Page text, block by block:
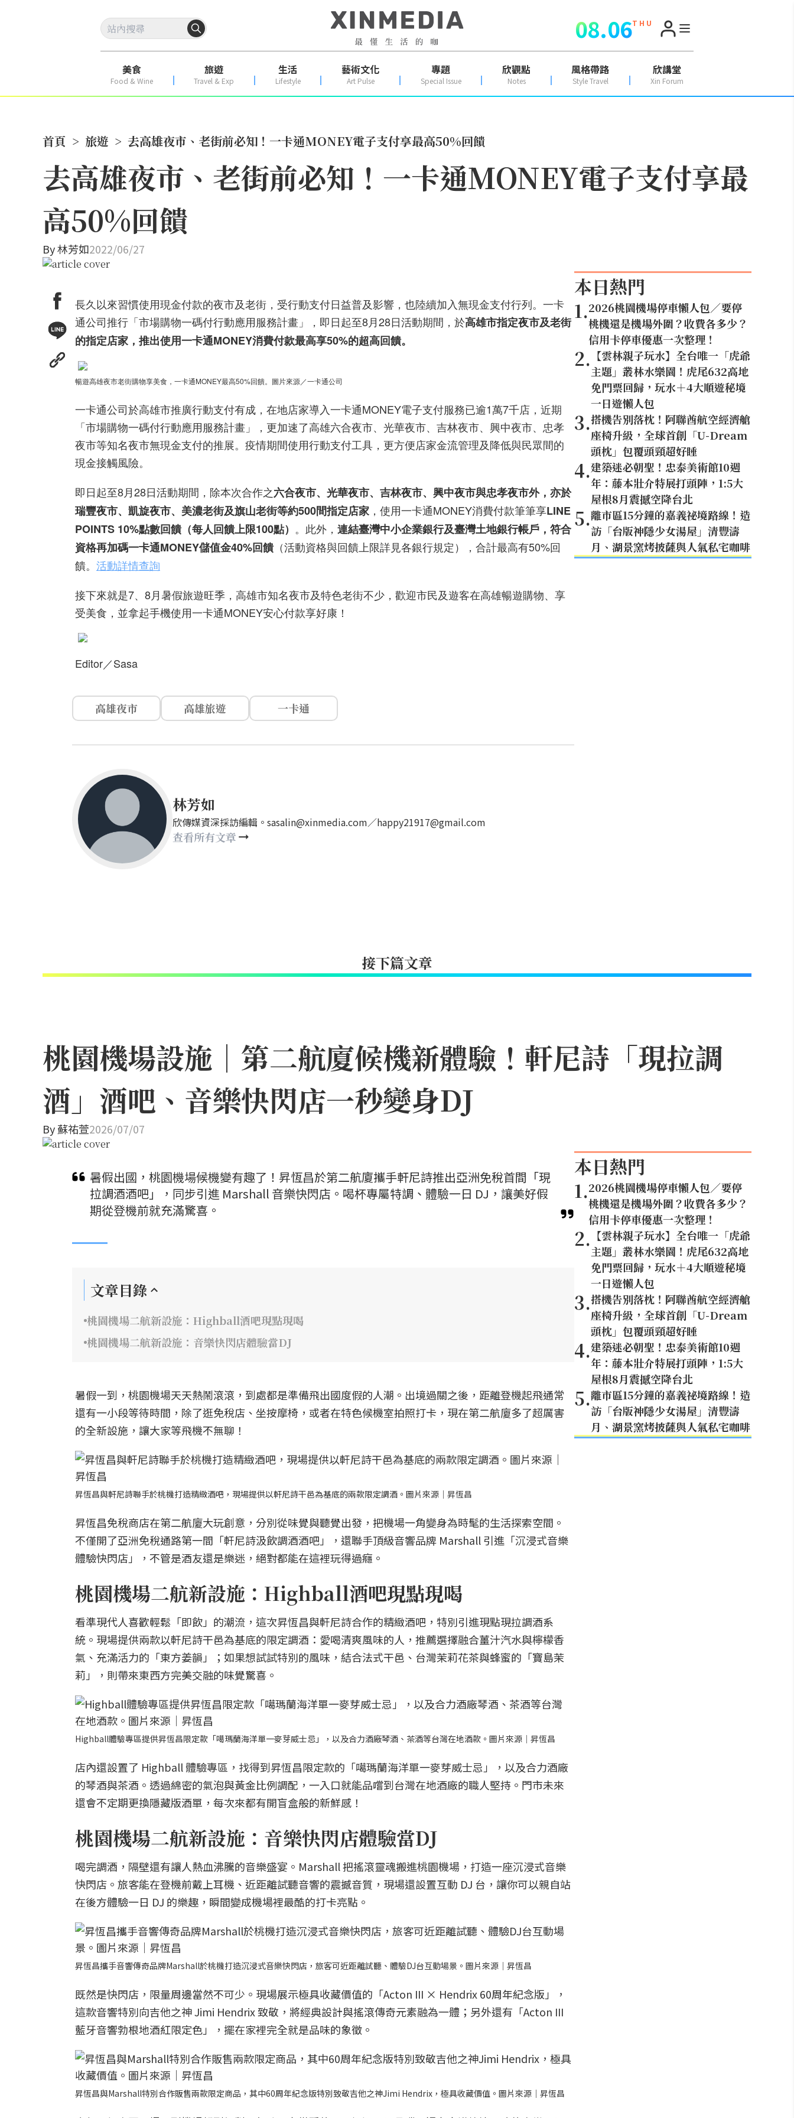
08.06T H U
美食
Food & Wine
旅遊
Travel & Exp
生活
Lifestyle
藝術文化
Art Pulse
專題
Special Issue
欣觀點
Notes
風格帶路
Style Travel
欣講堂
Xin Forum
首頁 > 旅遊 > 去高雄夜市、老街前必知！一卡通MONEY電子支付享最高50%回饋
去高雄夜市、老街前必知！一卡通MONEY電子支付享最
高50%回饋
By林芳如2022/06/27
長久以來習慣使用現金付款的夜市及老街，受行動支付日益普及影響，也陸續加入無現金支付行列。一卡
通公司推行「市場購物一碼付行動應用服務計畫」，即日起至8月28日活動期間，於高雄市指定夜市及老街
的指定店家，推出使用一卡通MONEY消費付款最高享50%的超高回饋。
暢遊高雄夜市老街購物享美食，一卡通MONEY最高50%回饋。圖片來源／一卡通公司
一卡通公司於高雄市推廣行動支付有成，在地店家導入一卡通MONEY電子支付服務已逾1萬7千店，近期
「市場購物一碼付行動應用服務計畫」，更加速了高雄六合夜市、光華夜市、吉林夜市、興中夜市、忠孝
夜市等知名夜市無現金支付的推展。疫情期間使用行動支付工具，更方便店家金流管理及降低與民眾間的
現金接觸風險。
即日起至8月28日活動期間，除本次合作之六合夜市、光華夜市、吉林夜市、興中夜市與忠孝夜市外，亦於
瑞豐夜市、凱旋夜市、美濃老街及旗山老街等約500間指定店家 ，使用一卡通MONEY消費付款筆筆享LINE
POINTS 10%點數回饋（每人回饋上限100點） 。此外， 連結臺灣中小企業銀行及臺灣土地銀行帳戶，符合
資格再加碼一卡通MONEY儲值金40%回饋（活動資格與回饋上限詳見各銀行規定），合計最高有50%回
饋。 活動詳情查詢
接下來就是7、8月暑假旅遊旺季，高雄市知名夜市及特色老街不少，歡迎市民及遊客在高雄暢遊購物、享
受美食，並拿起手機使用一卡通MONEY安心付款享好康！
Editor／Sasa
高雄夜市 高雄旅遊 一卡通
林芳如
欣傳媒資深採訪編輯。sasalin@xinmedia.com／happy21917@gmail.com
查看所有文章
本日熱門
1.2026桃園機場停車懶人包／要停
桃機還是機場外圍？收費各多少？
信用卡停車優惠一次整理！
2. 【雲林親子玩水】全台唯一「虎爺
主題」叢林水樂園！虎尾632高地
免門票回歸，玩水＋4大順遊秘境
一日遊懶人包
3.搭機告別落枕！阿聯酋航空經濟艙
座椅升級，全球首創「U-Dream
頭枕」包覆頭頸超好睡
4.建築迷必朝聖！忠泰美術館10週
年：藤本壯介特展打頭陣，1:5大
屋根8月震撼空降台北
5.離市區15分鐘的嘉義祕境路線！造
訪「台版神隱少女湯屋」清豐濤
月、湖景窯烤披薩與人氣私宅咖啡
接下篇文章
桃園機場設施｜第二航廈候機新體驗！軒尼詩「現拉調
酒」酒吧、音樂快閃店一秒變身DJ
By蘇祐萱2026/07/07
暑假出國，桃園機場候機變有趣了！昇恆昌於第二航廈攜手軒尼詩推出亞洲免稅首間「現
拉調酒酒吧」，同步引進 Marshall 音樂快閃店。喝杯專屬特調、體驗一日 DJ，讓美好假
期從登機前就充滿驚喜。
文章目錄
桃園機場二航新設施：Highball酒吧現點現喝
桃園機場二航新設施：音樂快閃店體驗當DJ
暑假一到，桃園機場天天熱鬧滾滾，到處都是準備飛出國度假的人潮。出境過關之後，距離登機起飛通常
還有一小段等待時間，除了逛免稅店、坐按摩椅，或者在特色候機室拍照打卡，現在第二航廈多了超厲害
的全新設施，讓大家等飛機不無聊！
昇恆昌與軒尼詩聯手於桃機打造精緻酒吧，現場提供以軒尼詩干邑為基底的兩款限定調酒。圖片來源｜昇恆昌
昇恆昌免稅商店在第二航廈大玩創意，分別從味覺與聽覺出發，把機場一角變身為時髦的生活探索空間。
不僅開了亞洲免稅通路第一間「軒尼詩汲飲調酒酒吧」，還聯手頂級音響品牌 Marshall 引進「沉浸式音樂
體驗快閃店」，不管是酒友還是樂迷，絕對都能在這裡玩得過癮。
桃園機場二航新設施：Highball酒吧現點現喝
看準現代人喜歡輕鬆「即飲」的潮流，這次昇恆昌與軒尼詩合作的精緻酒吧，特別引進現點現拉調酒系
統。現場提供兩款以軒尼詩干邑為基底的限定調酒：愛喝清爽風味的人，推薦選擇融合薑汁汽水與檸檬香
氣、充滿活力的「東方姜韻」；如果想試試特別的風味，結合法式干邑、台灣茉莉花茶與蜂蜜的「寶島茉
莉」，則帶來東西方完美交融的味覺驚喜。
Highball體驗專區提供昇恆昌限定款「噶瑪蘭海洋單一麥芽威士忌」，以及合力酒廠琴酒、茶酒等台灣在地酒款。圖片來源｜昇恆昌
店內還設置了 Highball 體驗專區，找得到昇恆昌限定款的「噶瑪蘭海洋單一麥芽威士忌」，以及合力酒廠
的琴酒與茶酒。透過綿密的氣泡與黃金比例調配，一入口就能品嚐到台灣在地酒廠的職人堅持。門市未來
還會不定期更換隱藏版酒單，每次來都有開盲盒般的新鮮感！
桃園機場二航新設施：音樂快閃店體驗當DJ
喝完調酒，隔壁還有讓人熱血沸騰的音樂盛宴。Marshall 把搖滾靈魂搬進桃園機場，打造一座沉浸式音樂
快閃店。旅客能在登機前戴上耳機、近距離試聽音響的震撼音質，現場還設置互動 DJ 台，讓你可以親自站
在後方體驗一日 DJ 的樂趣，瞬間變成機場裡最酷的打卡亮點。
昇恆昌攜手音響傳奇品牌Marshall於桃機打造沉浸式音樂快閃店，旅客可近距離試聽、體驗DJ台互動場景。圖片來源｜昇恆昌
既然是快閃店，限量周邊當然不可少。現場展示極具收藏價值的「Acton III × Hendrix 60周年紀念版」，
這款音響特別向吉他之神 Jimi Hendrix 致敬，將經典設計與搖滾傳奇元素融為一體；另外還有「Acton III
藍牙音響勃根地酒紅限定色」，擺在家裡完全就是品味的象徵。
昇恆昌與Marshall特別合作販售兩款限定商品，其中60周年紀念版特別致敬吉他之神Jimi Hendrix，極具收藏價值。圖片來源｜昇恆昌
本日熱門
1.2026桃園機場停車懶人包／要停
桃機還是機場外圍？收費各多少？
信用卡停車優惠一次整理！
2. 【雲林親子玩水】全台唯一「虎爺
主題」叢林水樂園！虎尾632高地
免門票回歸，玩水＋4大順遊秘境
一日遊懶人包
3.搭機告別落枕！阿聯酋航空經濟艙
座椅升級，全球首創「U-Dream
頭枕」包覆頭頸超好睡
4.建築迷必朝聖！忠泰美術館10週
年：藤本壯介特展打頭陣，1:5大
屋根8月震撼空降台北
5.離市區15分鐘的嘉義祕境路線！造
訪「台版神隱少女湯屋」清豐濤
月、湖景窯烤披薩與人氣私宅咖啡